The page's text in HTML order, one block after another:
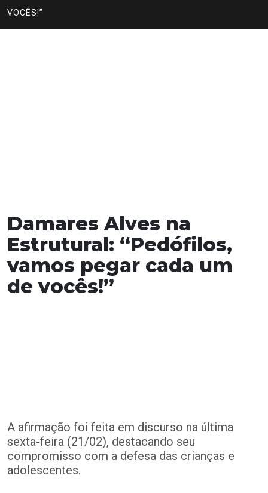
VOCÊS!”
Damares Alves na
Estrutural: “Pedófilos,
vamos pegar cada um
de vocês!”
A afirmação foi feita em discurso na última
sexta-feira (21/02), destacando seu
compromisso com a defesa das crianças e
adolescentes.